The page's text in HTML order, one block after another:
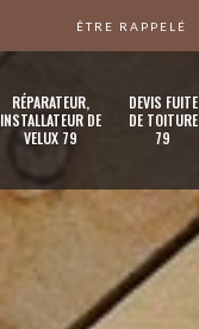
ÊTRE RAPPELÉ
RÉPARATEUR,
INSTALLATEUR DE
VELUX 79
DEVIS FUITE
DE TOITURE
79